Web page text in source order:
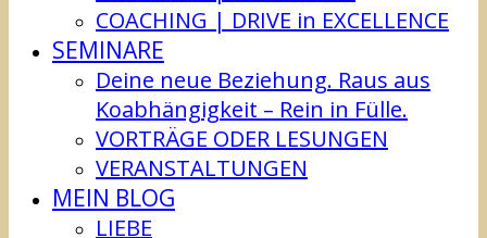
COACHING | DRIVE in EXCELLENCE
SEMINARE
Deine neue Beziehung. Raus aus
Koabhängigkeit – Rein in Fülle.
VORTRÄGE ODER LESUNGEN
VERANSTALTUNGEN
MEIN BLOG
LIEBE